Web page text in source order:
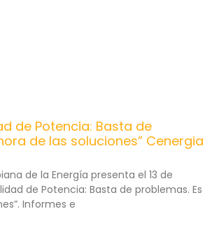
de Potencia: Basta de
de las soluciones” Cenergia
de la Energía presenta el 13 de
de Potencia: Basta de problemas. Es
Informes e